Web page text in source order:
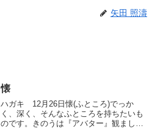
矢田 照濤
懐
ハガキ 12月26日懐(ふところ)でっか
く、深く、そんなふところを持ちたいも
のです。きのうは『アバター』観ました